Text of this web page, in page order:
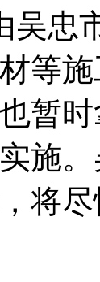
吴忠
等
暂
施
将